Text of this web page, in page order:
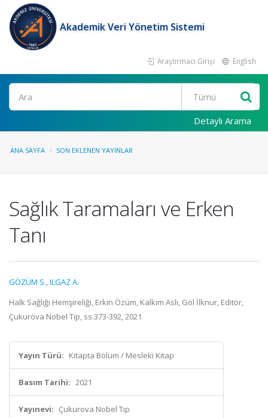
Akademik Veri Yönetim Sistemi
Araştırmacı Girişi English
Ara
Detaylı Arama
ANA SAYFA SON EKLENEN YAYINLAR
Sağlık Taramaları ve Erken
Tanı
GÖZÜM S.,ILGAZ A.
Halk Sağlığı Hemşireliği, Erkin Özüm, Kalkım Aslı, Göl İlknur, Editör,
Çukurova Nobel Tıp, ss.373-392, 2021
Yayın Türü: Kitapta Bölüm / Mesleki Kitap
Basım Tarihi: 2021
Yayınevi: Çukurova Nobel Tıp